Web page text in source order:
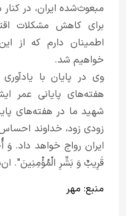
مبعوث‌شده ایران، در
برای کاهش مشکلات
اطمینان دارم که از
خواهیم شد.
وی در پایان با
هفته‌های پایانی عمر
شهید ما در هفته‌های
زودی زود، خداوند
ایران رواج خواهد داد.
قَرِیبٌ وَ بَشِّرِ الْمُؤْمِنِینَ".
منبع: مهر